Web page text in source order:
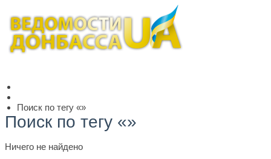
Поиск по тегу «»
Поиск по тегу «»
Ничего не найдено